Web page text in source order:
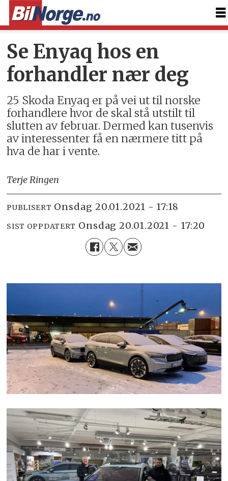
Se Enyaq hos en
forhandler nær deg
25 Skoda Enyaq er på vei ut til norske
forhandlere hvor de skal stå utstilt til
slutten av februar. Dermed kan tusenvis
av interessenter få en nærmere titt på
hva de har i vente.
Terje Ringen
PUBLISERT onsdag 20.01.2021 - 17:18
SIST OPPDATERT onsdag 20.01.2021 - 17:20